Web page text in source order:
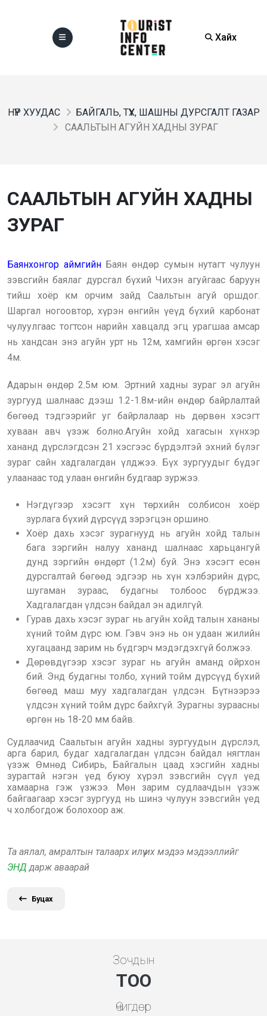
Хайх
НҮҮР ХУУДАС
БАЙГАЛЬ, ТҮҮХ, ШАШНЫ ДУРСГАЛТ ГАЗАР
СААЛЬТЫН АГУЙН ХАДНЫ ЗУРАГ
СААЛЬТЫН АГУЙН ХАДНЫ
ЗУРАГ
Баянхонгор аймгийнБаян өндөр сумын нутагт чулуун
зэвсгийн баялаг дурсгал бүхий Чихэн агуйгаас баруун
тийш хоёр км орчим зайд Саальтын агуй оршдог.
Шаргал ногоовтор, хүрэн өнгийн үеүд бүхий карбонат
чулуулгаас тогтсон нарийн хавцалд эгц урагшаа амсар
нь хандсан энэ агуйн урт нь 12м, хамгийн өргөн хэсэг
4м.
Адарын өндөр 2.5м юм. Эртний хадны зураг эл агуйн
зургууд шалнаас дээш 1.2-1.8м-ийн өндөр байрлалтай
бөгөөд тэдгээрийг уг байрлалаар нь дөрвөн хэсэгт
хуваан авч үзэж болно.Агуйн хойд хагасын хүнхэр
хананд дүрслэгдсэн 21 хэсгээс бүрдэлтэй эхний бүлэг
зураг сайн хадгалагдан үлджээ. Бүх зургуудыг бүдэг
улаанаас тод улаан өнгийн будгаар зуржээ.
Нэгдүгээр хэсэгт хүн төрхийн солбисон хоёр
зурлага бүхий дүрсүүд зэрэгцэн оршино.
Хоёр дахь хэсэг зурагнууд нь агуйн хойд талын
бага зэргийн налуу хананд шалнаас харьцангуй
дунд зэргийн өндөрт (1.2м) буй. Энэ хэсэгт есөн
дурсгалтай бөгөөд эдгээр нь хүн хэлбэрийн дүрс,
шугаман зураас, будагны толбоос бүрджээ.
Хадгалагдан үлдсэн байдал эн адилгүй.
Гурав дахь хэсэг зураг нь агуйн хойд талын хананы
хүний тойм дүрс юм. Гэвч энэ нь он удаан жилийн
хугацаанд зарим нь бүдгэрч мэдэгдэхгүй болжээ.
Дөрөвдүгээр хэсэг зураг нь агуйн аманд ойрхон
бий. Энд будагны толбо, хүний тойм дүрсүүд бүхий
бөгөөд маш муу хадгалагдан үлдсэн. Бүтнээрээ
үлдсэн хүний тойм дүрс байхгүй. Зурагны зураасны
өргөн нь 18-20 мм байв.
Судлаачид Саальтын агуйн хадны зургуудын дүрслэл,
арга барил, будаг хадгалагдан үлдсэн байдал нягтлан
үзэж Өмнөд Сибирь, Байгалын цаад хэсгийн хадны
зурагтай нэгэн үед буюу хүрэл зэвсгийн сүүл үед
хамаарна гэж үзжээ. Мөн зарим судлаачдын үзэж
байгаагаар хэсэг зургууд нь шинэ чулуун зэвсгийн үед
ч холбогдож болохоор аж.
Та аялал, амралтын талаарх илүү их мэдээ мэдээллийг
ЭНД дарж аваарай
Буцах
Зочдын
ТОО
Өчигдөр